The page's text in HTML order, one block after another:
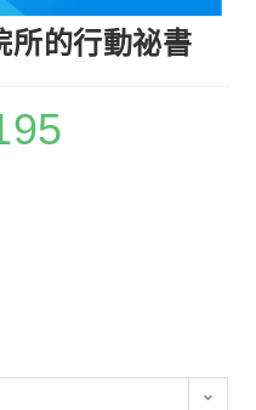
所的行動祕書